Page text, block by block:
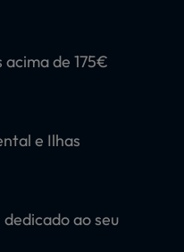
de 175€
e Ilhas
ao seu